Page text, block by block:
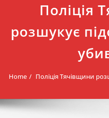
Поліція
розшукує
Home Поліція Тячівщини